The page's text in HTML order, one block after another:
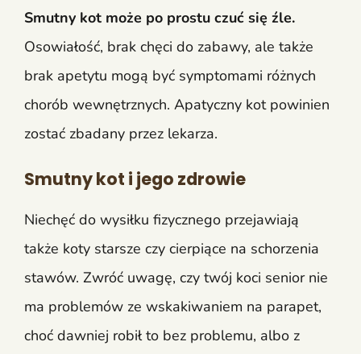
Smutny kot może po prostu czuć się źle.
Osowiałość, brak chęci do zabawy, ale także
brak apetytu mogą być symptomami różnych
chorób wewnętrznych. Apatyczny kot powinien
zostać zbadany przez lekarza.
Smutny kot i jego zdrowie
Niechęć do wysiłku fizycznego przejawiają
także koty starsze czy cierpiące na schorzenia
stawów. Zwróć uwagę, czy twój koci senior nie
ma problemów ze wskakiwaniem na parapet,
choć dawniej robił to bez problemu, albo z